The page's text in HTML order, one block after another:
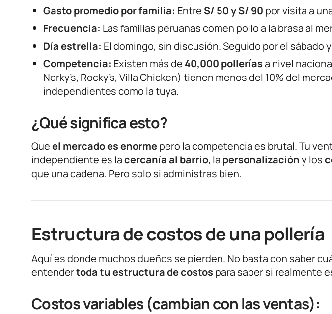
Gasto promedio por familia: Entre S/ 50 y S/ 90 por visita a
Frecuencia: Las familias peruanas comen pollo a la brasa al
Día estrella: El domingo, sin discusión. Seguido por el sábado
Competencia: Existen más de 40,000 polleríasa nivel
Norky’s, Rocky’s, Villa Chicken) tienen menos del 10% del
independientes como la tuya.
¿Qué significa esto?
Queel mercado es enormepero la competencia es brutal. Tu
independiente es lacercanía al barrio, la personalizacióny los
que una cadena. Pero solo si administras bien.
Estructura de costos de una pollería
Aquí es donde muchos dueños se pierden. No basta con saber
entendertoda tu estructura de costos para saber si realmente
Costos variables (cambian con las ventas):